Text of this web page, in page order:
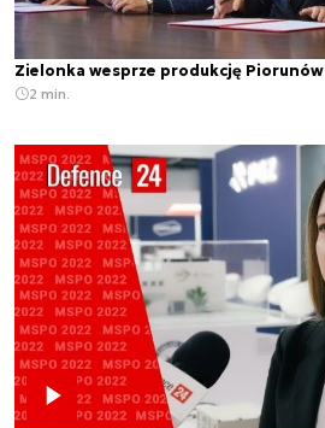
Zielonka wesprze produkcję Piorunów
2 min.